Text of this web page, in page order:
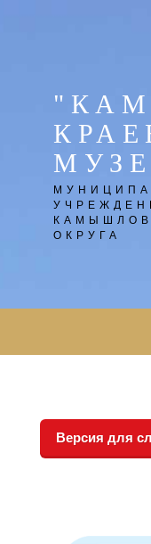
ОКРУГА
Версия для